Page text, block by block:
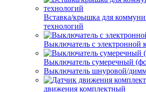
Вставка/крышка для
технологий
Выключатель с электронной
Выключатель сумеречный
Выключатель шнуровой/
движения комплектный